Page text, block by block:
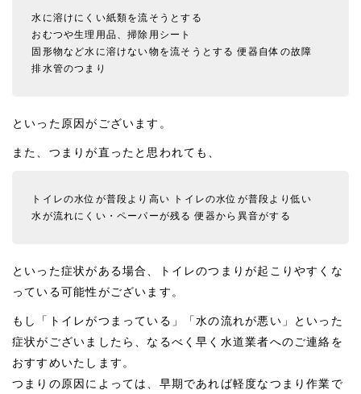
水に溶けにくい紙類を流そうとする
おむつや生理用品、掃除用シート
固形物など水に溶けない物を流そうとする 便器自体の故障
排水管のつまり
といった原因がございます。
また、つまりが直ったと思われても、
トイレの水位が普段より高い
トイレの水位が普段より低い
水が流れにくい・ペーパーが残る 便器から異音がする
といった症状がある場合、トイレのつまりが起こりやすくな
っている可能性がございます。
もし「トイレがつまっている」「水の流れが悪い」といった
症状がございましたら、なるべく早く水道業者へのご連絡を
おすすめいたします。
つまりの原因によっては、早期であれば軽度なつまり作業で